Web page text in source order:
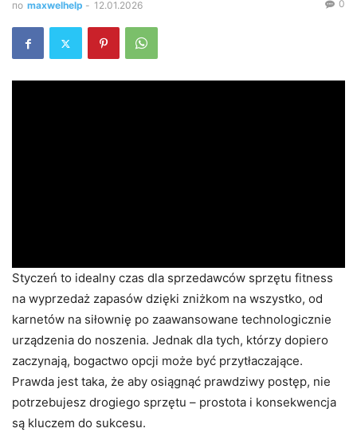
по maxwelhelp - 12.01.2026 0
Styczeń to idealny czas dla sprzedawców sprzętu fitness
na wyprzedaż zapasów dzięki zniżkom na wszystko, od
karnetów na siłownię po zaawansowane technologicznie
urządzenia do noszenia. Jednak dla tych, którzy dopiero
zaczynają, bogactwo opcji może być przytłaczające.
Prawda jest taka, że ​​aby osiągnąć prawdziwy postęp, nie
potrzebujesz drogiego sprzętu – prostota i konsekwencja
są kluczem do sukcesu.